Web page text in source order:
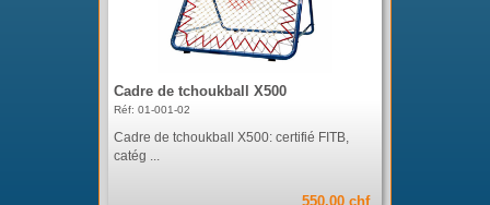
Cadre de tchoukball X500
Réf: 01-001-02
Cadre de tchoukball X500: certifié FITB,
catég ...
550.00 chf